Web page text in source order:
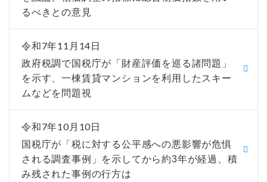
るべきとの意見
令和7年11月14日
政府税調で国税庁が「財産評価を巡る諸問題」
を示す、一棟賃貸マンションを利用したスキー
ムなどを問題視
令和7年10月10日
国税庁が「税に対する公平感への悪影響が危惧
される調査事例」を示してから約3年が経過、積
み残された事例の行方は